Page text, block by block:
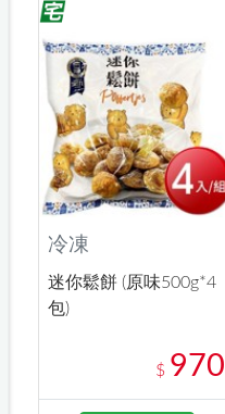
冷凍
迷你鬆餅 (原味500g*4
包)
$ 970